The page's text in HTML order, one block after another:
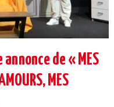
de « MES
MES